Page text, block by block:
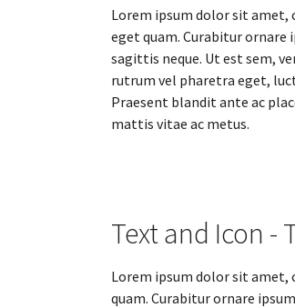
Lorem ipsum dolor sit amet,
eget quam. Curabitur ornare
sagittis neque. Ut est sem,
rutrum vel pharetra eget,
Praesent blandit ante ac
mattis vitae ac metus.
Text and Icon -
Lorem ipsum dolor sit amet,
quam. Curabitur ornare